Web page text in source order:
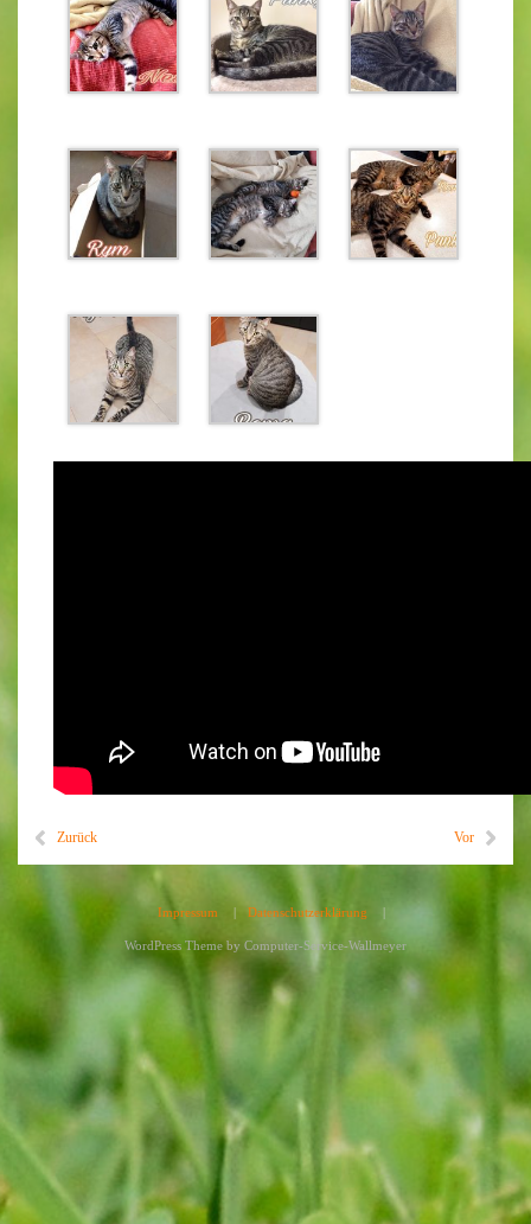
Zurück Vor
Impressum | Datenschutzerklärung |
WordPress Theme by Computer-Service-Wallmeyer